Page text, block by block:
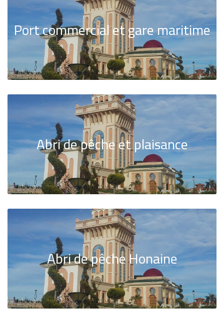
Port commercial et gare maritime
Abri de pêche et plaisance
Abri de pêche Honaine